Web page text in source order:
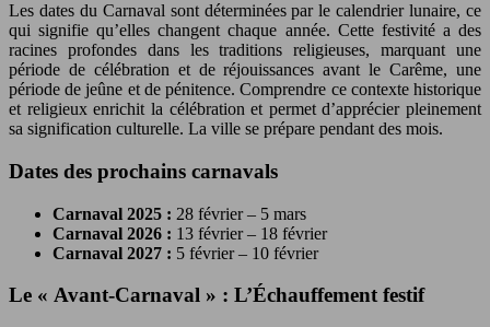
Les dates du Carnaval sont déterminées par le calendrier lunaire, ce
qui signifie qu’elles changent chaque année. Cette festivité a des
racines profondes dans les traditions religieuses, marquant une
période de célébration et de réjouissances avant le Carême, une
période de jeûne et de pénitence. Comprendre ce contexte historique
et religieux enrichit la célébration et permet d’apprécier pleinement
sa signification culturelle. La ville se prépare pendant des mois.
Dates des prochains carnavals
Carnaval 2025 : 28 février – 5 mars
Carnaval 2026 : 13 février – 18 février
Carnaval 2027 : 5 février – 10 février
Le « Avant-Carnaval » : L’Échauffement festif